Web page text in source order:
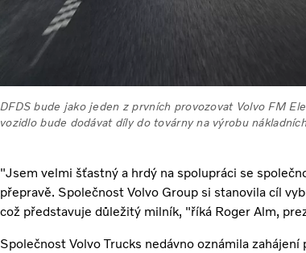
DFDS bude jako jeden z prvních provozovat Volvo FM
vozidlo bude dodávat díly do továrny na výrobu
"Jsem velmi šťastný a hrdý na spolupráci se
přepravě. Společnost Volvo Group si stanovila cíl
což představuje důležitý milník, "říká Roger Alm,
Společnost Volvo Trucks nedávno oznámila